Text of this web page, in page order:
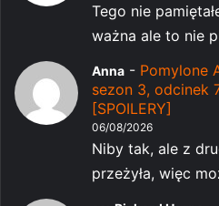
Tego nie
ważna ale to nie
Anna - Pomylone
sezon 3, odcinek
[SPOILERY]
06/08/2026
Niby tak, ale z
przeżyła, więc